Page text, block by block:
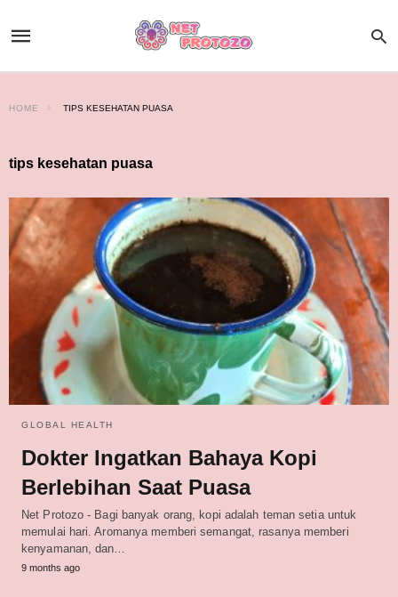
HOME TIPS KESEHATAN PUASA
tips kesehatan puasa
GLOBAL HEALTH
Dokter Ingatkan Bahaya Kopi
Berlebihan Saat Puasa
Net Protozo - Bagi banyak orang, kopi adalah teman setia untuk
memulai hari. Aromanya memberi semangat, rasanya memberi
kenyamanan, dan…
9 months ago